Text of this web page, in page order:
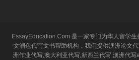
EssayEducation.Com 是一家专门为华人留学
文润色代写文书帮助机构，我们提供澳洲论文
洲作业代写,澳大利亚代写,新西兰代写,澳洲代